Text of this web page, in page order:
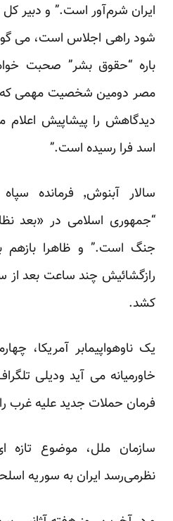
ایران شرم‌آور است.” و دبیر
شود راهی اجلاس است، می
باره “حقوق بشر” صحبت
مصر دومین شخصیت مهمی که
دیدگاهش را پیشاپیش اعلام
اسد فرا رسیده است.”
سالار آبنوش٬
“جمهوری اسلامی در «بعد
جنگ است.” و ظاهرا بازهم
رازگشائیش چند ساعت بعد
کشد.
یک ناوهواپیمابر آمریکا،
خاورمیانه می آید ودیلی
فرمان حملات جدید علیه غرب
سازمان ملل، موضوع تازه
نظرمی‌رسد ایران به سوریه